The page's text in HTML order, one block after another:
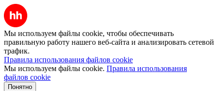
Мы используем файлы cookie, чтобы обеспечивать
правильную работу нашего веб-сайта и анализировать сетевой
трафик.
Правила использования файлов cookie
Мы используем файлы cookie. Правила использования
файлов cookie
Понятно